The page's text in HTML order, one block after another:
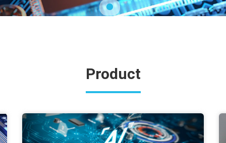
Product